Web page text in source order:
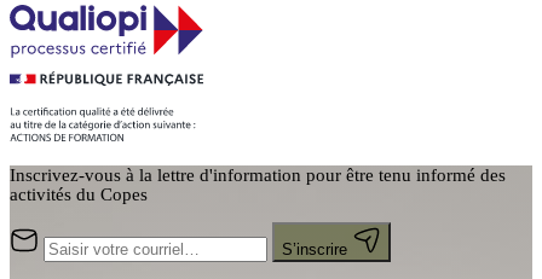
Inscrivez-vous à la lettre d'information pour être tenu informé des
activités du Copes
S’inscrire